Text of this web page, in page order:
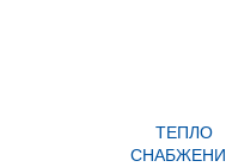
ТЕПЛО